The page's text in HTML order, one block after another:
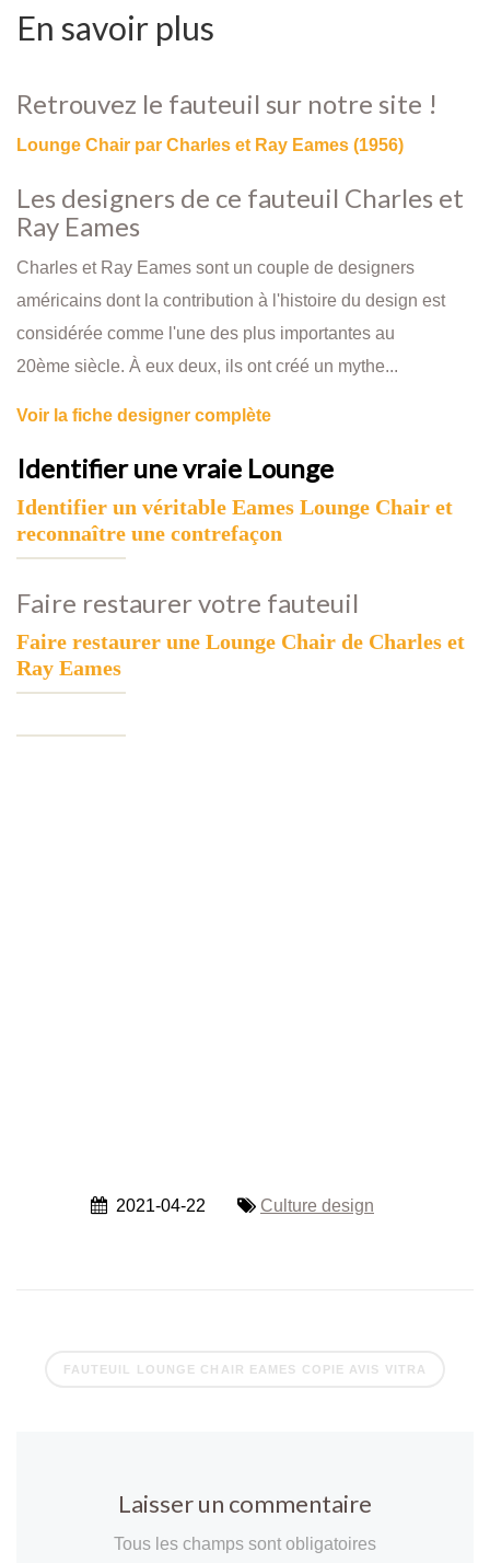
En savoir plus
Retrouvez le fauteuil sur notre site !
Lounge Chair par Charles et Ray Eames (1956)
Les designers de ce fauteuil Charles et
Ray Eames
Charles et Ray Eames sont un couple de designers
américains dont la contribution à l'histoire du design est
considérée comme l'une des plus importantes au
20ème siècle. À eux deux, ils ont créé un mythe...
Voir la fiche designer complète
Identifier une vraie Lounge
Identifier un véritable Eames Lounge Chair et
reconnaître une contrefaçon
Faire restaurer votre fauteuil
Faire restaurer une Lounge Chair de Charles et
Ray Eames
2021-04-22 Culture design
FAUTEUIL LOUNGE CHAIR EAMES COPIE AVIS VITRA
Laisser un commentaire
Tous les champs sont obligatoires